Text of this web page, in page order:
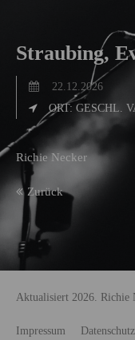
Straubing,
22.12.2026
ORT: GESCHL.
Richie Necker
Zurück
Aktualisiert 2026. Richie
Impressum Datenschutz